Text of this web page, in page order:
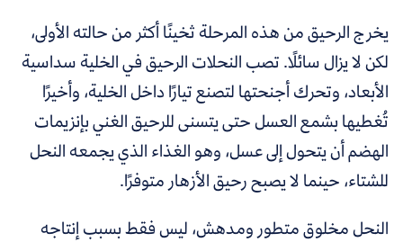
يخرج الرحيق من هذه المرحلة ثخينًا أكثر من حالته الأولى،
لكن لا يزال سائلًا. تصب النحلات الرحيق في الخلية سداسية
الأبعاد، وتحرك أجنحتها لتصنع تيارًا داخل الخلية، وأخيرًا
تُغطيها بشمع العسل حتى يتسنى للرحيق الغني بإنزيمات
الهضم أن يتحول إلى عسل، وهو الغذاء الذي يجمعه النحل
للشتاء، حينما لا يصبح رحيق الأزهار متوفرًا.
النحل مخلوق متطور ومدهش، ليس فقط بسبب إنتاجه